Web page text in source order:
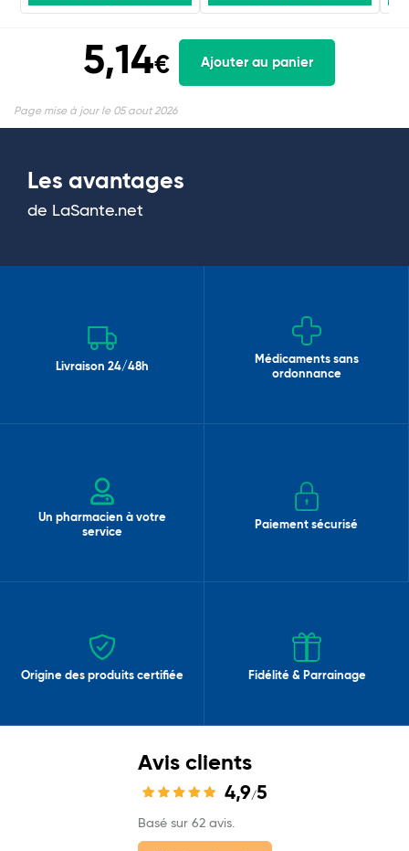
5,14€ Ajouter au panier
Page mise à jour le 05 aout 2026
Les avantages
de LaSante.net
Livraison 24/48h
Médicaments sans
ordonnance
Un pharmacien à votre
service
Paiement sécurisé
Origine des produits certifiée Fidélité & Parrainage
Avis clients
4,9/5
Basé sur 62 avis.